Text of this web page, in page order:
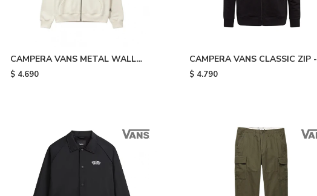
CAMPERA VANS METAL WALL
FULL ZIP - White
$ 4.690
CAMPERA VANS CLASSIC ZIP -
Black
$ 4.790